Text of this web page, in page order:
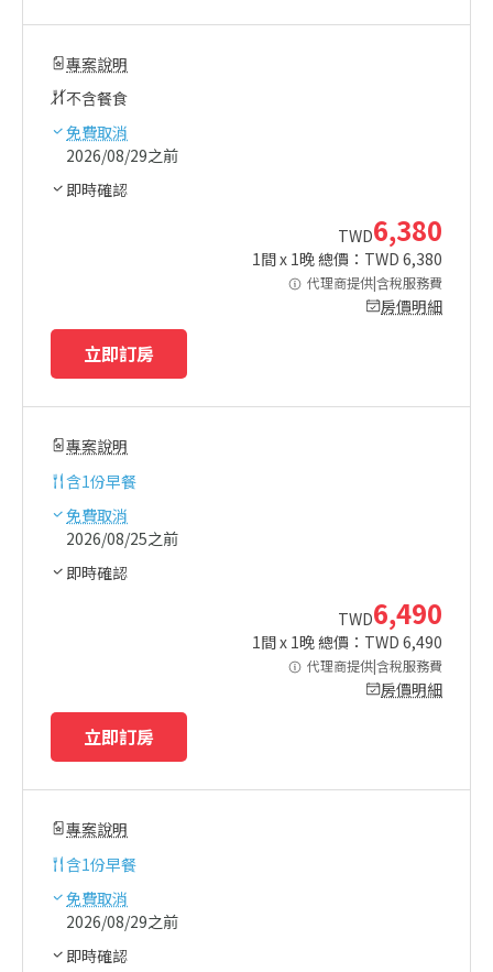
專案說明
不含餐食
免費取消
2026/08/29之前
即時確認
TWD6,380
1間 x 1晚 總價：TWD 6,380
代理商提供|含稅服務費
房價明細
立即訂房
專案說明
含1份早餐
免費取消
2026/08/25之前
即時確認
TWD6,490
1間 x 1晚 總價：TWD 6,490
代理商提供|含稅服務費
房價明細
立即訂房
專案說明
含1份早餐
免費取消
2026/08/29之前
即時確認